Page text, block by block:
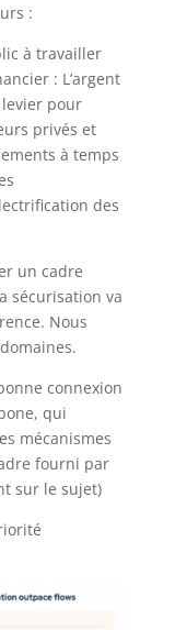
:
à travailler
: L’argent
pour
privés et
à temps
des
cadre
sécurisation va
Nous
connexion
qui
mécanismes
fourni par
sur le sujet)